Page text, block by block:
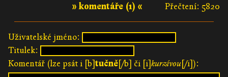
Přečtení: 5820
» komentáře (1) «
Uživatelské jméno:
Titulek:
Komentář (lze psát i [b]tučně[/b] či [i]kurzívou[/i]):